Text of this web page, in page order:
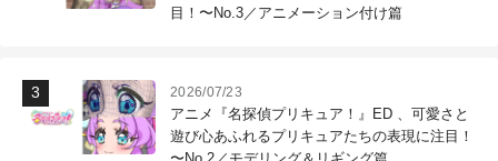
目！〜No.3／アニメーション付け篇
2026/07/23
アニメ『名探偵プリキュア！』ED 、可愛さと
遊び心あふれるプリキュアたちの表現に注目！